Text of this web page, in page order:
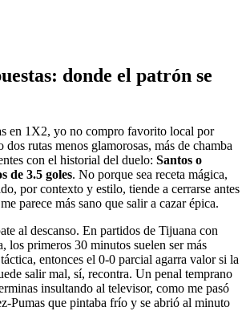
donde el patrón se
en 1X2, yo no compro favorito local por
dos rutas menos glamorosas, más de chamba
con el historial del duelo: Santos o
de 3.5 goles. No porque sea receta mágica,
por contexto y estilo, tiende a cerrarse antes
parece más sano que salir a cazar épica.
al descanso. En partidos de Tijuana con
los primeros 30 minutos suelen ser más
entonces el 0-0 parcial agarra valor si la
salir mal, sí, recontra. Un penal temprano
insultando al televisor, como me pasó
Pumas que pintaba frío y se abrió al minuto